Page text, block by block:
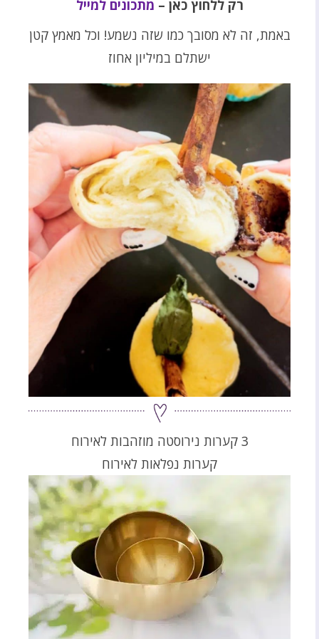
רק ללחוץ כאן – מתכונים למייל
באמת, זה לא מסובך כמו שזה נשמע! וכל מאמץ קטן
ישתלם במיליון אחוז
3 קערות נירוסטה מוזהבות לאירוח
קערות נפלאות לאירוח